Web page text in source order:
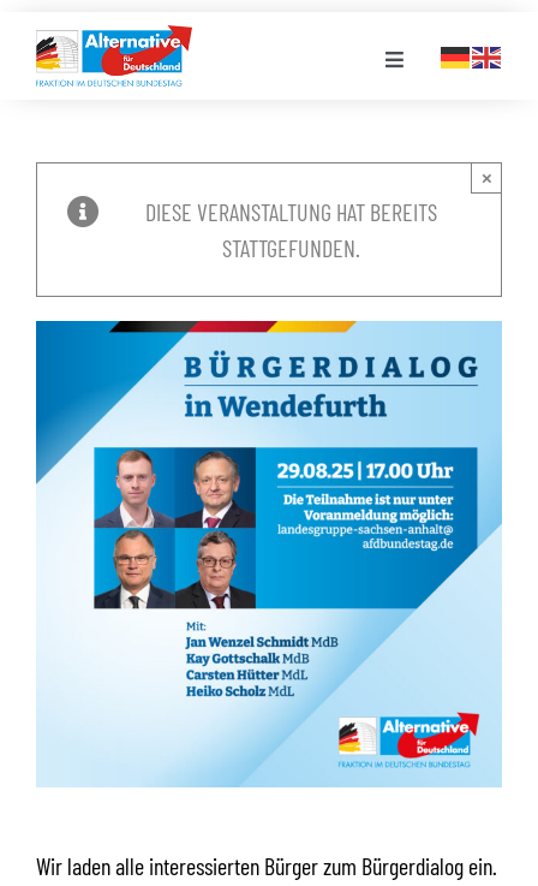
Inhalt
springen
Toggle
LANDESGRUPPEN
VERANSTALTUNGEN
STELLENPORTAL
MEDIATHEK
DIESE VERANSTALTUNG HAT BEREITS
STATTGEFUNDEN.
×
Wir laden alle interessierten Bürger zum Bürgerdialog ein.